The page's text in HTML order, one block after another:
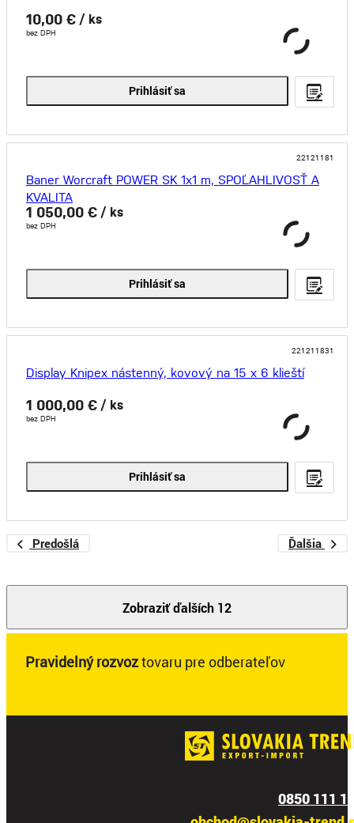
10,00 € / ks
bez DPH
Prihlásiť sa
22121181
Baner Worcraft POWER SK 1x1 m, SPOĽAHLIVOSŤ A
KVALITA
1 050,00 € / ks
bez DPH
Prihlásiť sa
221211831
Display Knipex nástenný, kovový na 15 x 6 klieští
1 000,00 € / ks
bez DPH
Prihlásiť sa
Zobraziť ďalších 12
Predošlá Ďalšia
Pravidelný rozvoztovaru pre odberateľov
0850 111